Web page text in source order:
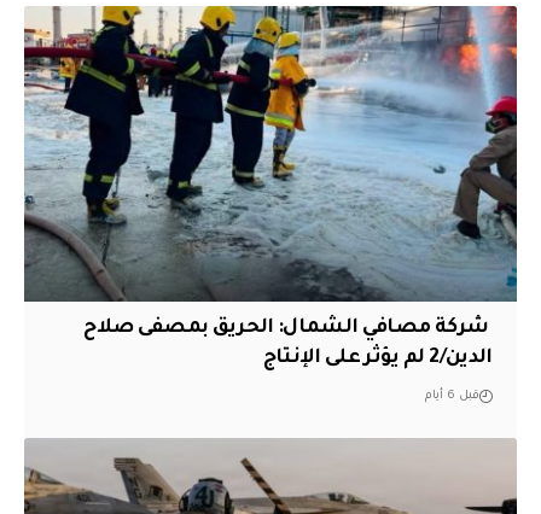
‏ شركة مصافي الشمال: الحريق بمصفى صلاح
الدين/2 لم يؤثر على الإنتاج
قبل 6 أيام